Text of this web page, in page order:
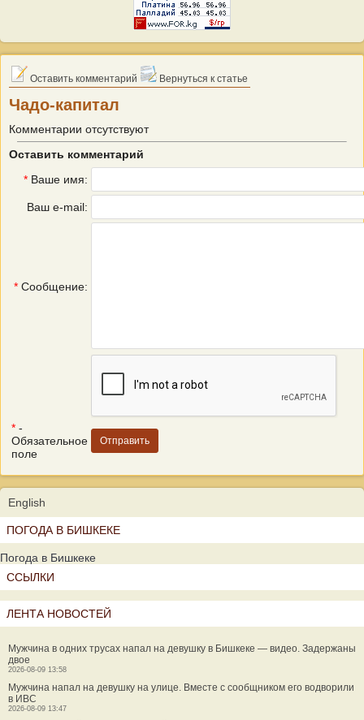
Оставить комментарий Вернуться к статье
Чадо-капитал
Комментарии отсутствуют
Оставить комментарий
* Ваше имя:
Ваш e-mail:
* Сообщение:
* -
Обязательное
поле
English
ПОГОДА В БИШКЕКЕ
Погода в Бишкеке
ССЫЛКИ
ЛЕНТА НОВОСТЕЙ
Мужчина в одних трусах напал на девушку в Бишкеке — видео. Задержаны
двое
2026-08-09 13:58
Мужчина напал на девушку на улице. Вместе с сообщником его водворили
в ИВС
2026-08-09 13:47